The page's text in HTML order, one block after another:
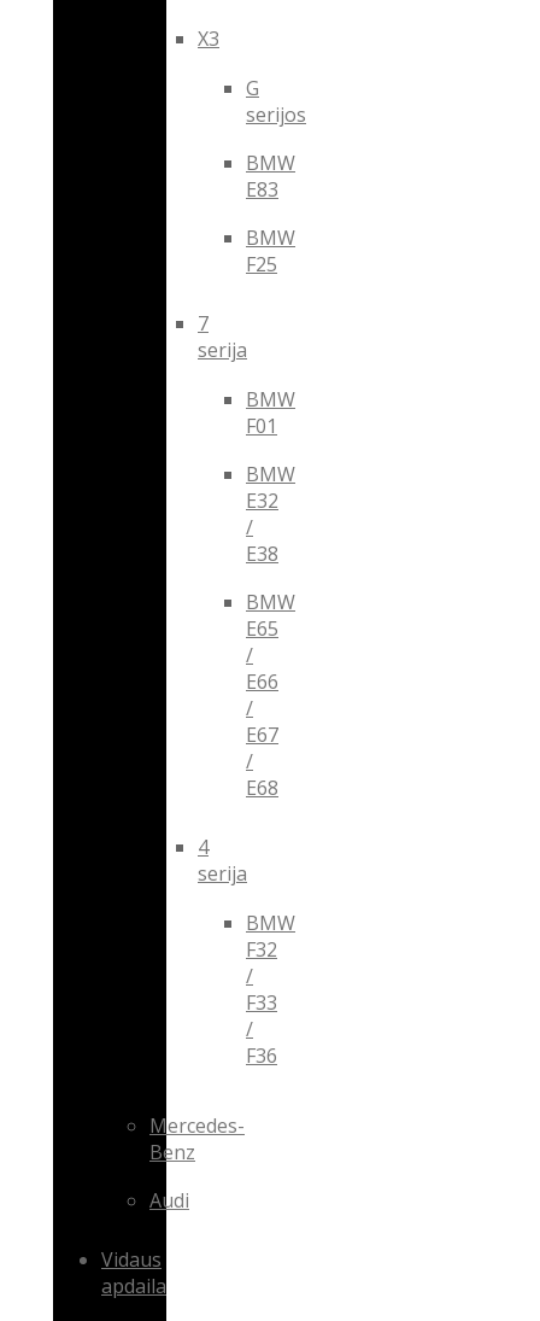
X3
G
serijos
BMW
E83
BMW
F25
7
serija
BMW
F01
BMW
E32
/
E38
BMW
E65
/
E66
/
E67
/
E68
4
serija
BMW
F32
/
F33
/
F36
Mercedes-
Benz
Audi
Vidaus
apdaila